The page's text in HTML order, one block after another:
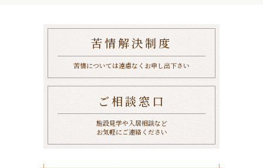
苦情解決制度
苦情については遠慮なくお申し出下さい
ご相談窓口
施設見学や入居相談など
お気軽にご連絡ください